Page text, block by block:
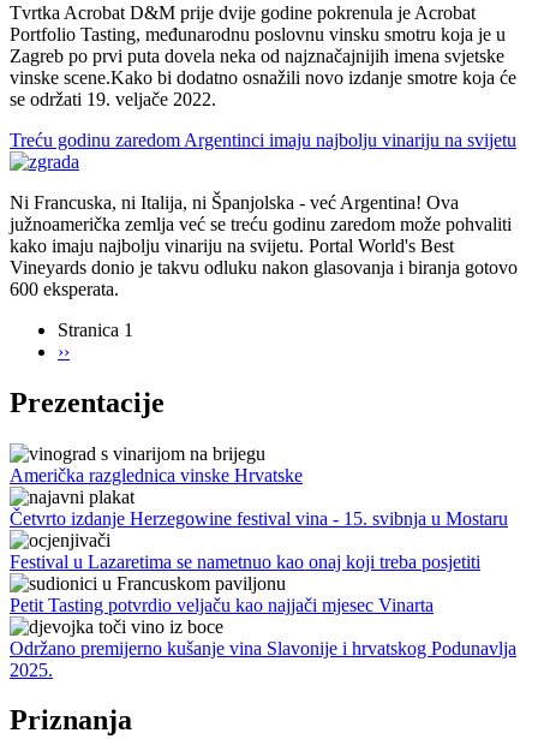
Tvrtka Acrobat D&M prije dvije godine pokrenula je Acrobat
Portfolio Tasting, međunarodnu poslovnu vinsku smotru koja je u
Zagreb po prvi puta dovela neka od najznačajnijih imena svjetske
vinske scene.Kako bi dodatno osnažili novo izdanje smotre koja će
se održati 19. veljače 2022.
Treću godinu zaredom Argentinci imaju najbolju vinariju na svijetu
Ni Francuska, ni Italija, ni Španjolska - već Argentina! Ova
južnoamerička zemlja već se treću godinu zaredom može pohvaliti
kako imaju najbolju vinariju na svijetu. Portal World's Best
Vineyards donio je takvu odluku nakon glasovanja i biranja gotovo
600 eksperata.
Pagination
Stranica 1
Next
››
Prezentacije
Američka razglednica vinske Hrvatske
Četvrto izdanje Herzegowine festival vina - 15. svibnja u Mostaru
Festival u Lazaretima se nametnuo kao onaj koji treba posjetiti
Petit Tasting potvrdio veljaču kao najjači mjesec Vinarta
Održano premijerno kušanje vina Slavonije i hrvatskog Podunavlja
2025.
Priznanja